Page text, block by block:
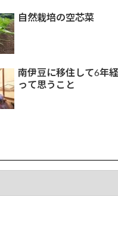
自然栽培の空芯菜
南伊豆に移住して6年経
って思うこと